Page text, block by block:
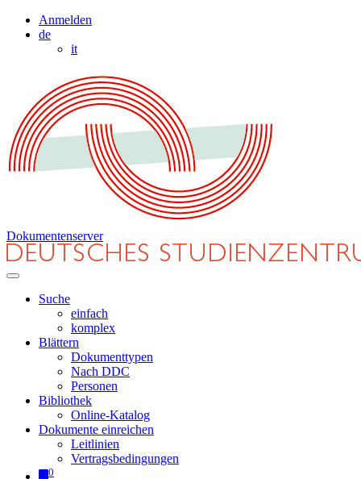
Anmelden
de
it
Dokumentenserver
Suche
einfach
komplex
Blättern
Dokumenttypen
Nach DDC
Personen
Bibliothek
Online-Katalog
Dokumente einreichen
Leitlinien
Vertragsbedingungen
0